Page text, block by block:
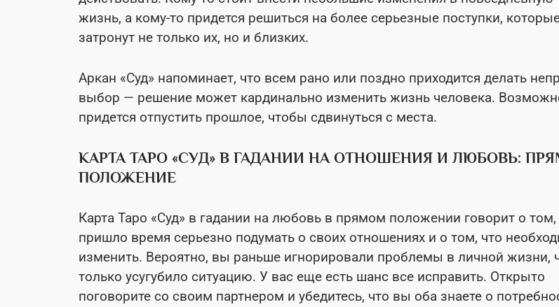
жизнь, а кому-то придется решиться на более серьезные поступки,
затронут не только их, но и близких.
Аркан «Суд» напоминает, что всем рано или поздно приходится делать
выбор — решение может кардинально изменить жизнь человека.
придется отпустить прошлое, чтобы сдвинуться с места.
КАРТА ТАРО «СУД» В ГАДАНИИ НА ОТНОШЕНИЯ И ЛЮБОВЬ:
ПОЛОЖЕНИЕ
Карта Таро «Суд» в гадании на любовь в прямом положении говорит о том,
пришло время серьезно подумать о своих отношениях и о том, что
изменить. Вероятно, вы раньше игнорировали проблемы в личной жизни,
только усугубило ситуацию. У вас еще есть шанс все исправить. Открыто
поговорите со своим партнером и убедитесь, что вы оба знаете о